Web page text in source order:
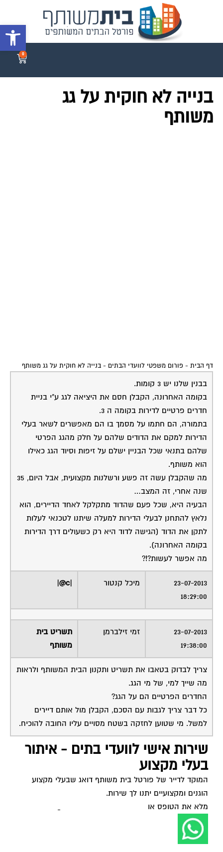
פתח
0
בנייה לא חוקית על גג
משותף
דף הבית - פורום משפטי לוועדי הבתים - בנייה לא חוקית על גג משותף
בבנין שלנו יש 3 קומות.
בקומה האחרונה, הקבלן חסם את היציאה לגג ע"י בניית
חדרים פרטיים לדירות בקומה ה 3.
בתמורה, הם חתמו על מסמך בו הם מאפשרים לשאר בעלי
הדירות למקם את הדודים שלהם על חלק מהגג הפרטי
שלהם בתנאי שכל הבניין ישלם על זיפות וסיוד הגג כאילו
הוא משותף.
מה שהקבלן עשה זה פשע ורשלנות מקצועית, אבל היום, 35
שנה אחרי, זה המצב…
הבעיה היא, שכל פעם שהדוד מתקלקל לאחד הדיירים, הוא
נלאץ להתחנן לבעלי הדירות למעלה שיתנו לטכנאי לעלות
לתקן את הדוד (הגישה לדוד היא רק כשעולים דרך הדירות
בקומה האחרונה).
מה אפשר לעשות?!?
23-07-2013
18:29:00
מיכל קנטור |c@|
23-07-2013
19:38:00
זמי זילברמן
תשריט בית
משותף
צריך לבדוק בטאבו את תשריט ותקנון הבית המשותף ולראות
מה שייך למי, של מי הגג.
החדרים הפרטיים הם על הגג?
כל דבר צריך לגבות עם הסכם, הקבלן מול אותם דיירים
למשל. מי שטוען לחזקה בשטח מסויים עליו החובה להוכיח.
שירות אישי לוועדי בתים - איתור
בעלי מקצוע
המוקד לדייר של פורטל בית משותף דואג שבעלי מקצוע
הוגנים ומקצועיים יתנו לך שירות.
מלא את הטופס או